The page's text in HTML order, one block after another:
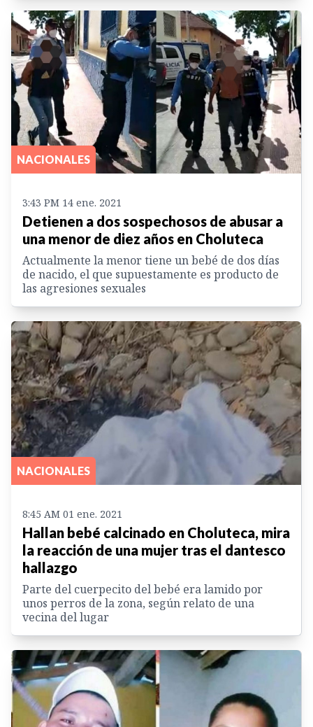
NACIONALES
3:43 PM 14 ene. 2021
Detienen a dos sospechosos de abusar a
una menor de diez años en Choluteca
Actualmente la menor tiene un bebé de dos días
de nacido, el que supuestamente es producto de
las agresiones sexuales
NACIONALES
8:45 AM 01 ene. 2021
Hallan bebé calcinado en Choluteca, mira
la reacción de una mujer tras el dantesco
hallazgo
Parte del cuerpecito del bebé era lamido por
unos perros de la zona, según relato de una
vecina del lugar